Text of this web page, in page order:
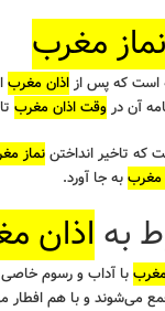
نماز مغرب
است که پس ازاذان مغرب
آن دروقت اذان مغرب
که تاخیر انداختننماز
مغرببه جا آورد.
به اذان
با آداب و رسوم
می‌شوند و با هم افطار